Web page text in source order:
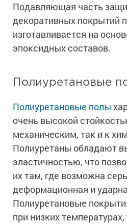
Подавляющая часть
декоративных покрытий
изготавливается на
эпоксидных составов.
Полиуретановые
Полиуретановые полы
очень высокой
механическим, так и к
Полиуретаны обладают
эластичностью, что
их там, где возможна
деформационная и
Полиуретановые
при низких